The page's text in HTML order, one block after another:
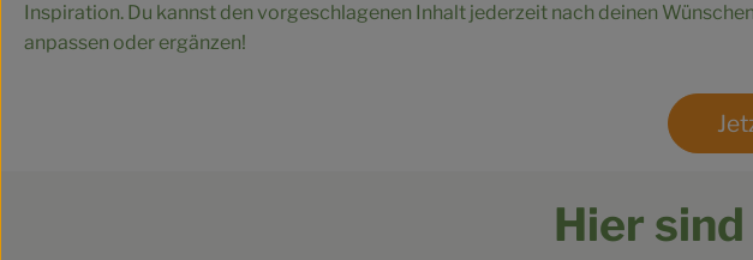
Inspiration. Du kannst den vorgeschlagenen Inhalt jederzeit nach deinen Wünschen
anpassen oder ergänzen!
Hier